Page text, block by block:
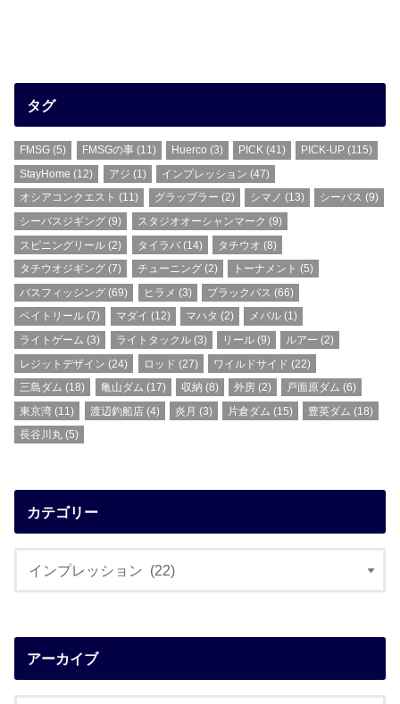
タグ
FMSG (5) FMSGの事(11) Huerco (3) PICK (41) PICK-UP (115)
StayHome (12) アジ (1) インプレッション (47)
オシアコンクエスト (11) グラップラー (2) シマノ (13) シーバス (9)
シーバスジギング (9) スタジオオーシャンマーク (9)
スピニングリール (2) タイラバ(14) タチウオ (8)
タチウオジギング (7) チューニング(2) トーナメント (5)
バスフィッシング (69) ヒラメ (3) ブラックバス (66)
ベイトリール (7) マダイ (12) マハタ (2) メバル (1)
ライトゲーム (3) ライトタックル(3) リール(9) ルアー (2)
レジットデザイン (24) ロッド (27) ワイルドサイド (22)
三島ダム (18) 亀山ダム (17) 収納 (8) 外房 (2) 戸面原ダム (6)
東京湾 (11) 渡辺釣船店(4) 炎月 (3) 片倉ダム (15) 豊英ダム (18)
長谷川丸 (5)
カテゴリー
アーカイブ